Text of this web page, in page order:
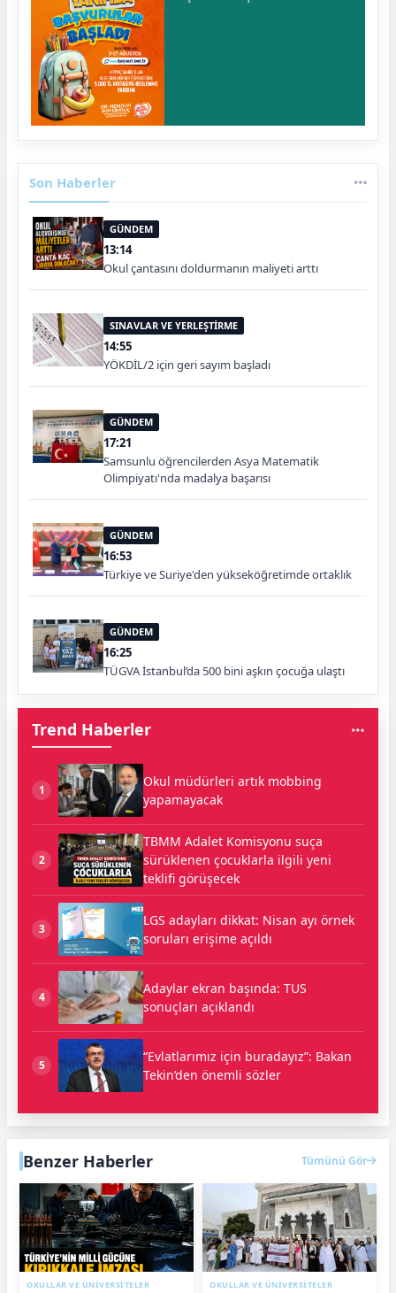
Son Haberler
GÜNDEM
13:14
Okul çantasını doldurmanın maliyeti arttı
SINAVLAR VE YERLEŞTİRME
14:55
YÖKDİL/2 için geri sayım başladı
GÜNDEM
17:21
Samsunlu öğrencilerden Asya Matematik
Olimpiyatı'nda madalya başarısı
GÜNDEM
16:53
Türkiye ve Suriye'den yükseköğretimde ortaklık
GÜNDEM
16:25
TÜGVA İstanbul’da 500 bini aşkın çocuğa ulaştı
Trend Haberler
1
Okul müdürleri artık mobbing
yapamayacak
2
TBMM Adalet Komisyonu suça
sürüklenen çocuklarla ilgili yeni
teklifi görüşecek
3
LGS adayları dikkat: Nisan ayı örnek
soruları erişime açıldı
4
Adaylar ekran başında: TUS
sonuçları açıklandı
5
“Evlatlarımız için buradayız”: Bakan
Tekin’den önemli sözler
Benzer Haberler Tümünü Gör
OKULLAR VE ÜNİVERSİTELER OKULLAR VE ÜNİVERSİTELER